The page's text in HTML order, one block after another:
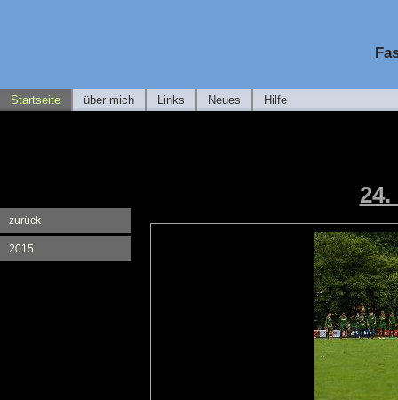
Startseite über mich Links Neues Hilfe
zurück
2015